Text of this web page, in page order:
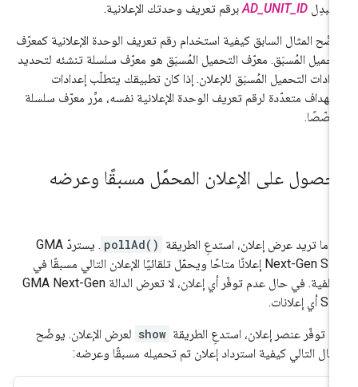
AD_UNIT_ID برقم تعريف وحدتك الإعلانية.
المثال السابق كيفية استخدام رقم تعريف الوحدة الإعلانية كمعرّف
المُسبَق. معرّف التحميل المُسبَق هو معرّف سلسلة تنشئه لتحديد
التحميل المُسبَق للإعلان. إذا كان تطبيقك يتطلّب إعدادات
متعدّدة لرقم تعريف الوحدة الإعلانية نفسه، مرِّر معرّف سلسلة
على الإعلان المحمَّل مسبقًا وعرضه
تريد عرض إعلان، استدعِ الطريقة pollAd() . يستردّGMA
Next-Genإعلانًا متاحًا ويحمّل تلقائيًا الإعلان التالي مسبقًا في
في حال عدم توفّر أي إعلان، لا تعرض الدالةGMA Next-Gen
أي إعلانات.
توفّر عنصر إعلان، استدعِ الطريقة show لعرض الإعلان. يوضّح
التالي كيفية استرداد إعلان تم تحميله مسبقًا وعرضه: